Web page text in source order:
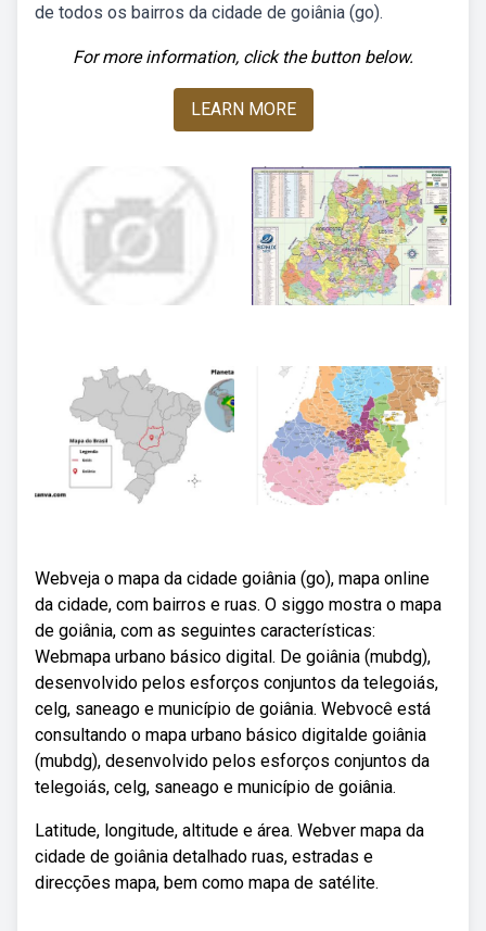
de todos os bairros da cidade de goiânia (go).
For more information, click the button below.
LEARN MORE
Webveja o mapa da cidade goiânia (go), mapa online
da cidade, com bairros e ruas. O siggo mostra o mapa
de goiânia, com as seguintes características:
Webmapa urbano básico digital. De goiânia (mubdg),
desenvolvido pelos esforços conjuntos da telegoiás,
celg, saneago e município de goiânia. Webvocê está
consultando o mapa urbano básico digitalde goiânia
(mubdg), desenvolvido pelos esforços conjuntos da
telegoiás, celg, saneago e município de goiânia.
Latitude, longitude, altitude e área. Webver mapa da
cidade de goiânia detalhado ruas, estradas e
direcções mapa, bem como mapa de satélite.